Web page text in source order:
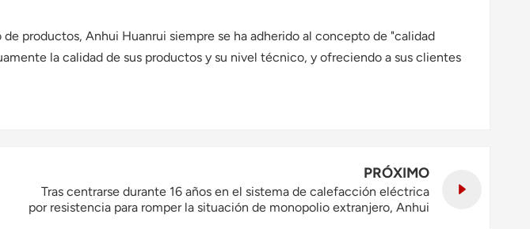
productos, Anhui Huanrui siempre se ha adherido al concepto de "calidad
la calidad de sus productos y su nivel técnico, y ofreciendo a sus clientes
PRÓXIMO
Tras centrarse durante 16 años en el sistema de calefacción eléctrica
por resistencia para romper la situación de monopolio extranjero, Anhui